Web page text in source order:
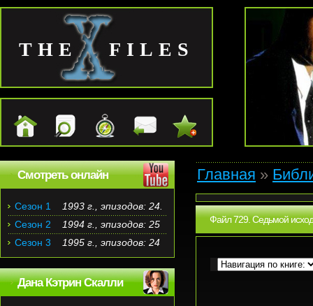
THE FILES
Главная »
Файл 729. Седьмой
Смотреть онлайн
Сезон 1
1993 г., эпизодов: 24.
Сезон 2
1994 г., эпизодов: 25
Сезон 3
1995 г., эпизодов: 24
Дана Кэтрин Скалли